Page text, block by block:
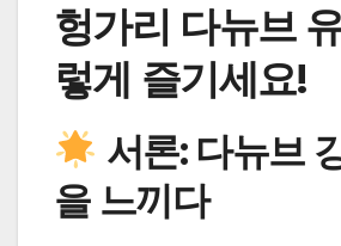
헝가리 다뉴브
렇게 즐기세요!
서론: 다뉴브
을 느끼다